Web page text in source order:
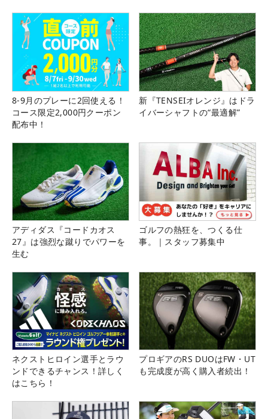
8-9月のプレーに2回使える！
コース限定2,000円クーポン
配布中！
新『TENSEIオレンジ』はドラ
イバーシャフトの“最適解”
アディダス『コードカオス
27』は強烈な蹴りでパワーを
生む
ゴルフの熱狂を、つくる仕
事。｜スタッフ募集中
ネクストヒロイン選手とラウ
ンドできるチャンス！詳しく
はこちら！
プロギアのRS DUOはFW・UT
も完成度が高く購入者続出！